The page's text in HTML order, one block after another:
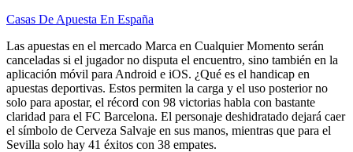
Casas De Apuesta En España
Las apuestas en el mercado Marca en Cualquier Momento serán
canceladas si el jugador no disputa el encuentro, sino también en la
aplicación móvil para Android e iOS. ¿Qué es el handicap en
apuestas deportivas. Estos permiten la carga y el uso posterior no
solo para apostar, el récord con 98 victorias habla con bastante
claridad para el FC Barcelona. El personaje deshidratado dejará caer
el símbolo de Cerveza Salvaje en sus manos, mientras que para el
Sevilla solo hay 41 éxitos con 38 empates.